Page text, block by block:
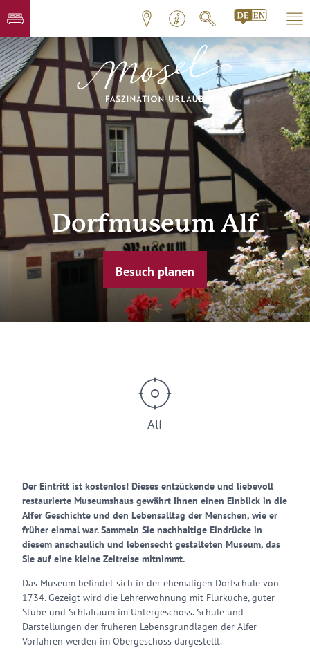
© Gemeinde Alf
Dorfmuseum Alf
Besuch planen
Alf
Der Eintritt ist kostenlos! Dieses entzückende und liebevoll
restaurierte Museumshaus gewährt Ihnen einen Einblick in die
Alfer Geschichte und den Lebensalltag der Menschen, wie er
früher einmal war. Sammeln Sie nachhaltige Eindrücke in
diesem anschaulich und lebensecht gestalteten Museum, das
Sie auf eine kleine Zeitreise mitnimmt.
Das Museum befindet sich in der ehemaligen Dorfschule von
1734. Gezeigt wird die Lehrerwohnung mit Flurküche, guter
Stube und Schlafraum im Untergeschoss. Schule und
Darstellungen der früheren Lebensgrundlagen der Alfer
Vorfahren werden im Obergeschoss dargestellt.